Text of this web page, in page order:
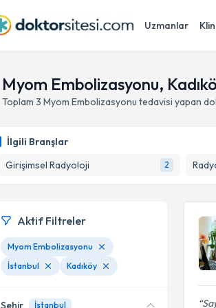
Uzmanlar
Myom Embolizasyonu,
Toplam 3 Myom Embolizasyonu tedavisi yapan
İlgili Branşlar
Girişimsel Radyoloji
2
Aktif Filtreler
Myom Embolizasyonu
İstanbul
Kadıköy
Şehir İstanbul